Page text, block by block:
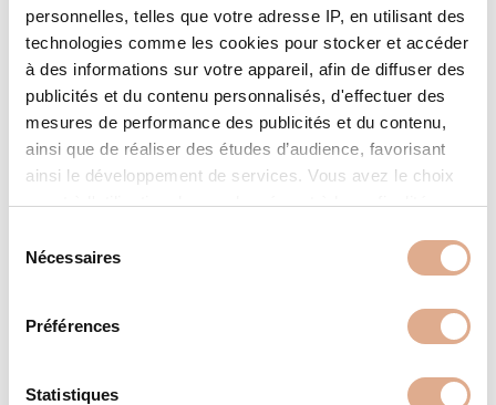
personnelles, telles que votre adresse IP, en utilisant des
technologies comme les cookies pour stocker et accéder
à des informations sur votre appareil, afin de diffuser des
publicités et du contenu personnalisés, d'effectuer des
mesures de performance des publicités et du contenu,
ainsi que de réaliser des études d’audience, favorisant
ainsi le développement de services. Vous avez le choix
quant à l'utilisation de vos données et à leurs finalités.
tout moment en consultant la Déclaration relative aux
cookies ou en cliquant sur l'icône de confidentialité.
Si vous le permettez, nous aimerions également :
géographique qui peuvent être précises à plusieurs
Nécessaires
Préférences
Statistiques